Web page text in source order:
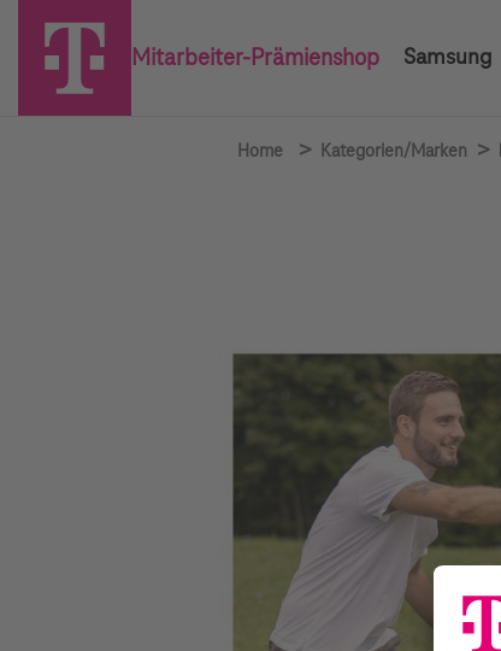
Mitarbeiter-Prämienshop Samsung
Home > Kategorien/Marken >